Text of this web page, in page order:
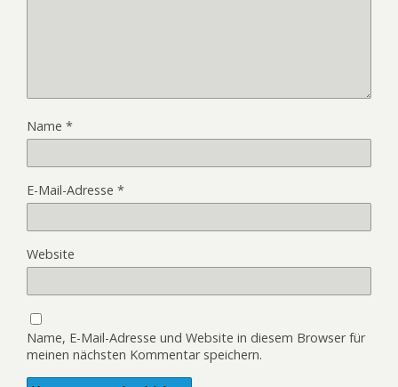
Name *
E-Mail-Adresse *
Website
Name, E-Mail-Adresse und Website in diesem Browser für
meinen nächsten Kommentar speichern.